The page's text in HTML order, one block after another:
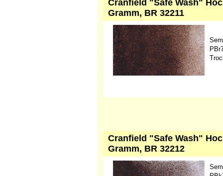
Cranfield "Safe Wash"
Gramm, BR 32211
Cranfield "Safe Wash"
Gramm, BR 32212